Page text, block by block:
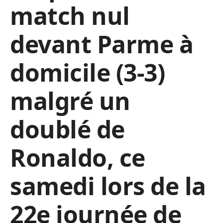
match nul
devant Parme à
domicile (3-3)
malgré un
doublé de
Ronaldo, ce
samedi lors de la
22e journée de